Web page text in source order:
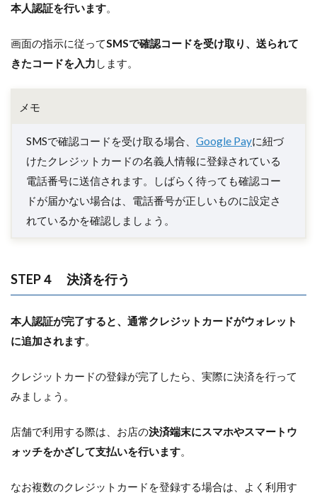
本人認証を行います。
画面の指示に従ってSMSで確認コードを受け取り、送られて
きたコードを入力 します。
メモ
SMSで確認コードを受け取る場合、 Google Payに紐づ
けたクレジットカードの名義人情報に登録されている
電話番号に送信されます。しばらく待っても確認コー
ドが届かない場合は、電話番号が正しいものに設定さ
れているかを確認しましょう。
STEP４ 決済を行う
本人認証が完了すると、通常クレジットカードがウォレット
に追加されます。
クレジットカードの登録が完了したら、実際に決済を行って
みましょう。
店舗で利用する際は、お店の決済端末にスマホやスマートウ
ォッチをかざして支払いを行います。
なお複数のクレジットカードを登録する場合は、よく利用す